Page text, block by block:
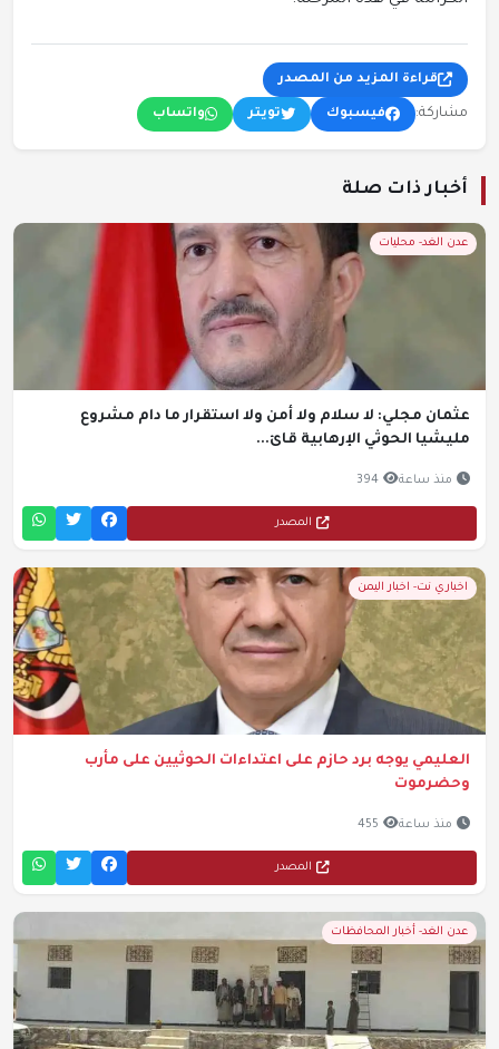
قراءة المزيد من المصدر
مشاركة: فيسبوك تويتر واتساب
أخبار ذات صلة
عدن الغد- محليات
عثمان مجلي: لا سلام ولا أمن ولا استقرار ما دام مشروع
مليشيا الحوثي الإرهابية قائ...
منذ ساعة 394
المصدر
اخباري نت- اخبار اليمن
العليمي يوجه برد حازم على اعتداءات الحوثيين على مأرب
وحضرموت
منذ ساعة 455
المصدر
عدن الغد- أخبار المحافظات